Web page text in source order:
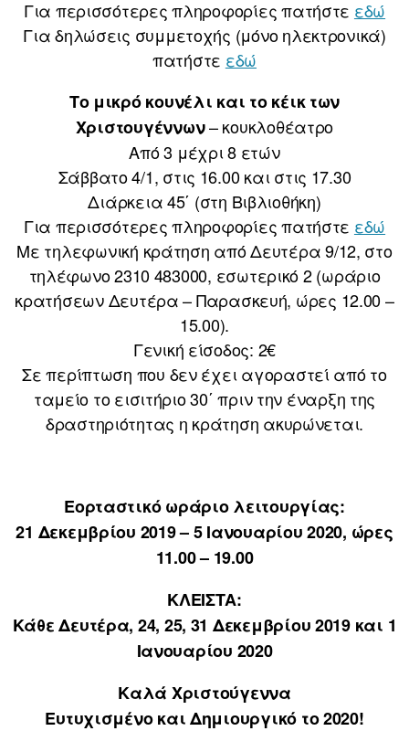
Για περισσότερες πληροφορίες πατήστε εδώ
Για δηλώσεις συμμετοχής (μόνο ηλεκτρονικά)
πατήστε εδώ
Το μικρό κουνέλι και το κέικ των
Χριστουγέννων– κουκλοθέατρο
Από 3 μέχρι 8 ετών
Σάββατο 4/1, στις 16.00 και στις 17.30
Διάρκεια 45΄ (στη Βιβλιοθήκη)
Για περισσότερες πληροφορίες πατήστε εδώ
Με τηλεφωνική κράτηση από Δευτέρα 9/12, στο
τηλέφωνο 2310 483000, εσωτερικό 2 (ωράριο
κρατήσεων Δευτέρα – Παρασκευή, ώρες 12.00 –
15.00).
Γενική είσοδος: 2€
Σε περίπτωση που δεν έχει αγοραστεί από το
ταμείο το εισιτήριο 30΄ πριν την έναρξη της
δραστηριότητας η κράτηση ακυρώνεται.
Εορταστικό ωράριο λειτουργίας:
21 Δεκεμβρίου 2019 – 5 Ιανουαρίου 2020, ώρες
11.00 – 19.00
ΚΛΕΙΣΤΑ:
Κάθε Δευτέρα, 24, 25, 31 Δεκεμβρίου 2019 και 1
Ιανουαρίου 2020
Καλά Χριστούγεννα
Ευτυχισμένο και Δημιουργικό το 2020!